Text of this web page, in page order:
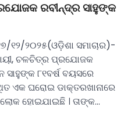
ରବୀନ୍ଦ୍ର ସାହୁଙ୍କ
୧୨/୨୦୨୫(ଓଡ଼ିଶା ସମାଚାର)-
ଚଳଚିତ୍ର ପ୍ରଯୋଜକ
୮୧ବର୍ଷ ବୟସରେ
ଏକ ଘରୋଇ ଡାକ୍ତରଖାନାରେ
ହୋଇଯାଇଛି । ତାଙ୍କ…